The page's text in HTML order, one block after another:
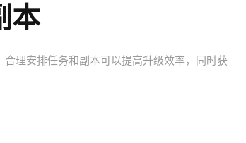
本
理安排任务和副本可以提高升级效率，同时获